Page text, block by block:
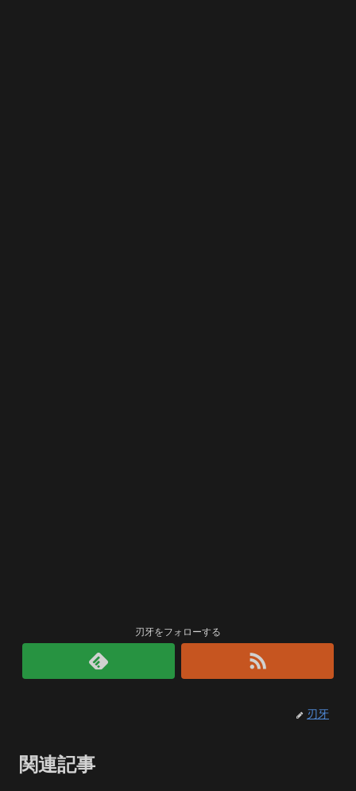
刃牙をフォローする
刃牙
関連記事